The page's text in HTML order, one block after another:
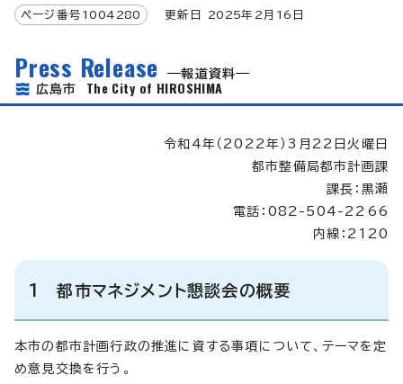
ページ番号 1004280 更新日 2025年2月 16 日
Press Release
報道資料
広島市 The City of HIROSHIMA
令和4年（2022年）3月22日火曜日
都市整備局都市計画課
課長：黒瀬
電話：082-504-2266
内線：2120
1 都市マネジメント懇談会の概要
本市の都市計画行政の推進に資する事項について、テーマを定
め意見交換を行う。